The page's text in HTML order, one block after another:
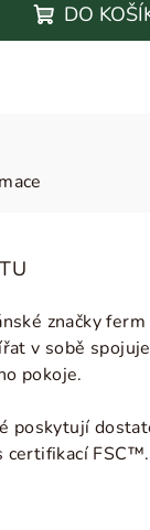
DO
značky
v sobě
pokoje.
poskytují
certifikací FSC™.